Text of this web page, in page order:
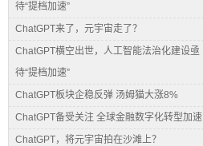
待“提档加速”
ChatGPT来了，元宇宙走了？
ChatGPT横空出世，人工智能法治化建设亟
待“提档加速”
ChatGPT板块企稳反弹 汤姆猫大涨8%
ChatGPT备受关注 全球金融数字化转型加速
ChatGPT，将元宇宙拍在沙滩上？